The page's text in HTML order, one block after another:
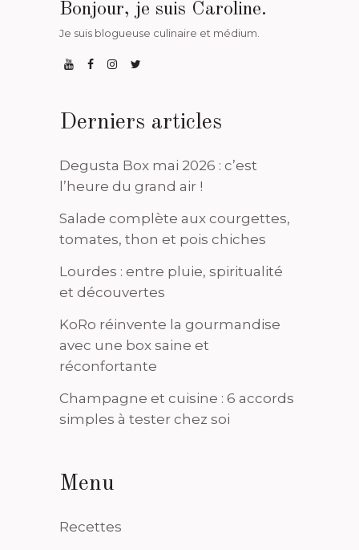
Bonjour, je suis Caroline.
Je suis blogueuse culinaire et médium.
Derniers articles
Degusta Box mai 2026 : c’est
l’heure du grand air !
Salade complète aux courgettes,
tomates, thon et pois chiches
Lourdes : entre pluie, spiritualité
et découvertes
KoRo réinvente la gourmandise
avec une box saine et
réconfortante
Champagne et cuisine : 6 accords
simples à tester chez soi
Menu
Recettes